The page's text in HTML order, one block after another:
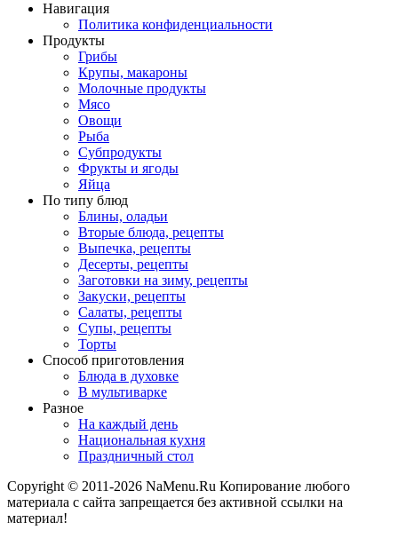
Навигация
Политика конфиденциальности
Продукты
Грибы
Крупы, макароны
Молочные продукты
Мясо
Овощи
Рыба
Субпродукты
Фрукты и ягоды
Яйца
По типу блюд
Блины, оладьи
Вторые блюда, рецепты
Выпечка, рецепты
Десерты, рецепты
Заготовки на зиму, рецепты
Закуски, рецепты
Салаты, рецепты
Супы, рецепты
Торты
Способ приготовления
Блюда в духовке
В мультиварке
Разное
На каждый день
Национальная кухня
Праздничный стол
Copyright © 2011-2026 NaMenu.Ru Копирование любого
материала с сайта запрещается без активной ссылки на
материал!